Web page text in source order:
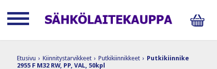
Etusivu › Kiinnitystarvikkeet › Putkikiinnikkeet › Putkikiinnike
2955 F M32 RW, PP, VAL, 50kpl